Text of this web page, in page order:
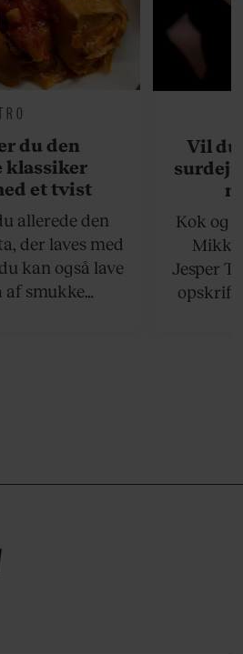
du den
klassiker
et tvist
allerede den
der laves med
kan også lave
af smukke
Vil du
Kok og
Jesper
opskrift